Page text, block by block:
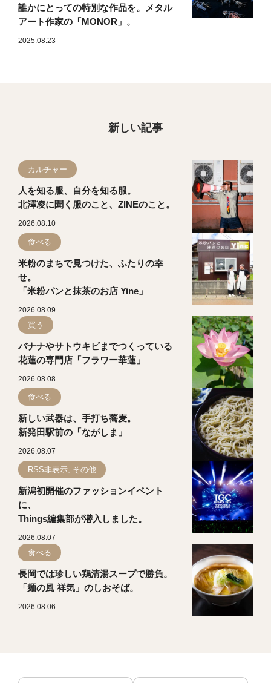
誰かにとっての特別な作品を。メタル
アート作家の「MONOR」。
2025.08.23
新しい記事
カルチャー
人を知る服、自分を知る服。
北澤凌に聞く服のこと、ZINEのこと。
2026.08.10
食べる
米粉のまちで見つけた、ふたりの幸
せ。
「米粉パンと抹茶のお店 Yine」
2026.08.09
買う
バナナやサトウキビまでつくっている
花蓮の専門店「フラワー華蓮」
2026.08.08
食べる
新しい武器は、手打ち蕎麦。
新発田駅前の「ながしま」
2026.08.07
RSS非表示, その他
新潟初開催のファッションイベント
に、
Things編集部が潜入しました。
2026.08.07
食べる
長岡では珍しい鶏清湯スープで勝負。
「麺の風 祥気」のしおそば。
2026.08.06